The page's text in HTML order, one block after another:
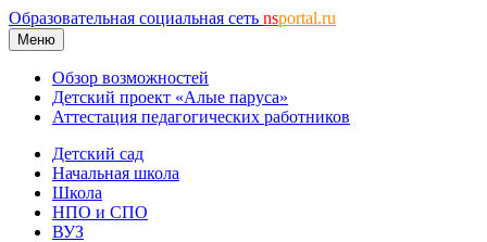
Образовательная социальная сеть nsportal.ru
Меню
Обзор возможностей
Детский проект «Алые паруса»
Аттестация педагогических работников
Детский сад
Начальная школа
Школа
НПО и СПО
ВУЗ